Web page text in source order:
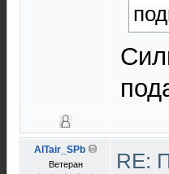
AlTair_SPb
Ветеран RE: